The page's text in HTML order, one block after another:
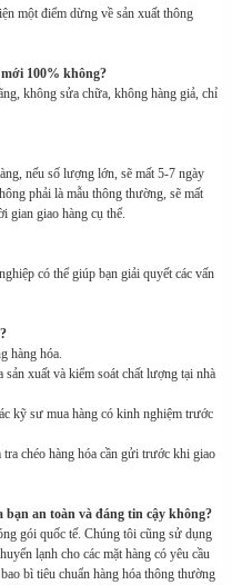
một điểm dừng về sản xuất thông
100% không?
không sửa chữa, không hàng giả, chỉ
nếu số lượng lớn, sẽ mất 5-7 ngày
phải là mẫu thông thường, sẽ mất
gian giao hàng cụ thể.
có thể giúp bạn giải quyết các vấn
hàng hóa.
xuất và kiểm soát chất lượng tại nhà
kỹ sư mua hàng có kinh nghiệm trước
chéo hàng hóa cần gửi trước khi giao
bạn an toàn và đáng tin cậy không?
gói quốc tế. Chúng tôi cũng sử dụng
lạnh cho các mặt hàng có yêu cầu
bì tiêu chuẩn hàng hóa thông thường